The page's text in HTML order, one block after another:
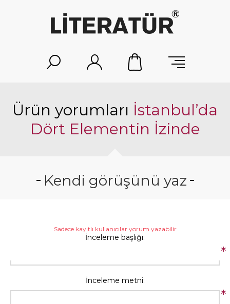
Ürün yorumları İstanbul’da
Dört Elementin İzinde
Kendi görüşünü yaz
Sadece kayıtlı kullanıcılar yorum yazabilir
İnceleme başlığı:
*
İnceleme metni:
*